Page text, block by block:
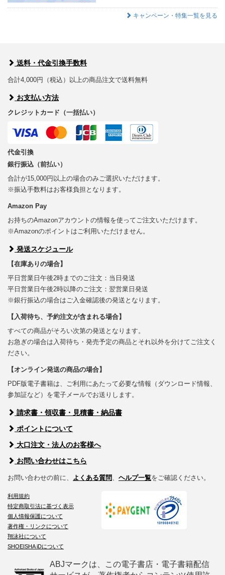
キャンペーン・特集一覧を見る
送料・代金引換手数料
合計4,000円（税込）以上の商品注文で送料無料
お支払い方法
クレジットカード（一括払い）
代金引換
銀行振込（前払い）
合計が15,000円以上の場合のみご選択いただけます。
※振込手数料はお客様負担となります。
Amazon Pay
お持ちのAmazonアカウントの情報を使ってご注文いただけます。
※Amazonのポイントはご利用いただけません。
発送スケジュール
【在庫ありの場合】
平日営業日午後2時までのご注文：当日発送
平日営業日午後2時以降のご注文：翌営業日発送
※銀行振込の場合はご入金確認後の発送となります。
【入荷待ち、予約注文が含まれる場合】
すべての商品がそろい次第の発送となります。
お急ぎの場合は入荷待ち・発売予定の商品とそれ以外を分けてご注文く
ださい。
【オンライン発送の商品の場合】
PDF版電子書籍は、ご利用にあたって必要な情報（ダウンロード情報、
参加証など）を電子メールでお送りします。
請求書・領収書・見積書・納品書
ポイントについて
大口注文・法人のお客様へ
お問い合わせはこちら
お問い合わせの前に、 よくある質問、 ヘルプ一覧をご確認ください。
利用規約
特定商取引法に基づく表示
個人情報保護について
著作権・リンクについて
翔泳社について
SHOEISHA iDについて
ABJマークは、この電子書店・電子書籍配信